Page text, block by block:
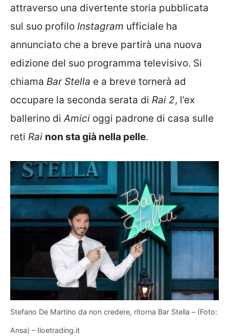
attraverso una divertente storia pubblicata
sul suo profilo Instagram ufficiale ha
annunciato che a breve partirà una nuova
edizione del suo programma televisivo. Si
chiama Bar Stella e a breve tornerà ad
occupare la seconda serata di Rai 2, l’ex
ballerino diAmici oggi padrone di casa sulle
reti Rai non sta già nella pelle.
Stefano De Martino da non credere, ritorna Bar Stella – (Foto:
Ansa) – Iloetrading.it